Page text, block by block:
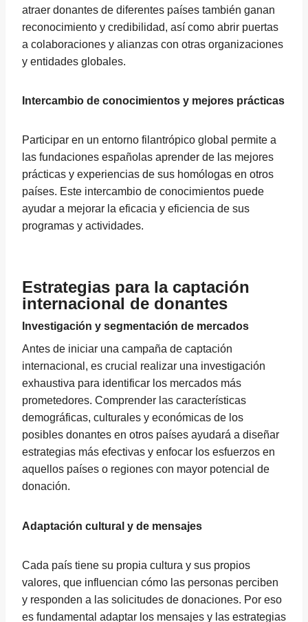
atraer donantes de diferentes países también ganan
reconocimiento y credibilidad, así como abrir puertas
a colaboraciones y alianzas con otras organizaciones
y entidades globales.
Intercambio de conocimientos y mejores prácticas
Participar en un entorno filantrópico global permite a
las fundaciones españolas aprender de las mejores
prácticas y experiencias de sus homólogas en otros
países. Este intercambio de conocimientos puede
ayudar a mejorar la eficacia y eficiencia de sus
programas y actividades.
Estrategias para la captación
internacional de donantes
Investigación y segmentación de mercados
Antes de iniciar una campaña de captación
internacional, es crucial realizar una investigación
exhaustiva para identificar los mercados más
prometedores. Comprender las características
demográficas, culturales y económicas de los
posibles donantes en otros países ayudará a diseñar
estrategias más efectivas y enfocar los esfuerzos en
aquellos países o regiones con mayor potencial de
donación.
Adaptación cultural y de mensajes
Cada país tiene su propia cultura y sus propios
valores, que influencian cómo las personas perciben
y responden a las solicitudes de donaciones. Por eso
es fundamental adaptar los mensajes y las estrategias